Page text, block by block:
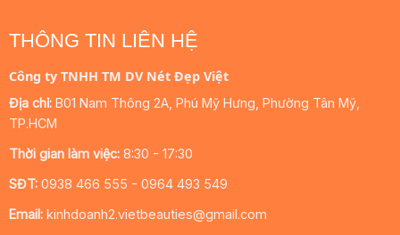
THÔNG TIN LIÊN HỆ
Công ty TNHH TM DV Nét Đẹp Việt
Địa chỉ: B01 Nam Thông 2A, Phú Mỹ Hưng, Phường Tân Mỹ,
TP.HCM
Thời gian làm việc:8:30 - 17:30
SĐT:0938 466 555 - 0964 493 549
Email:kinhdoanh2.vietbeauties@gmail.com